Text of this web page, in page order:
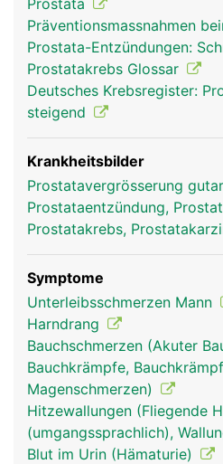
Prostata
Präventionsmassnahmen
Prostata-Entzündungen:
Prostatakrebs Glossar
Deutsches Krebsregister:
steigend
Krankheitsbilder
Prostatavergrösserung
Prostataentzündung,
Prostatakrebs,
Symptome
Unterleibsschmerzen Mann
Harndrang
Bauchschmerzen (Akuter
Bauchkrämpfe,
Magenschmerzen)
Hitzewallungen (Fliegende
(umgangssprachlich),
Blut im Urin (Hämaturie)